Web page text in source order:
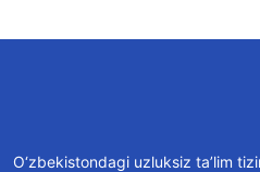
O‘zbekistondagi uzluksiz ta’lim